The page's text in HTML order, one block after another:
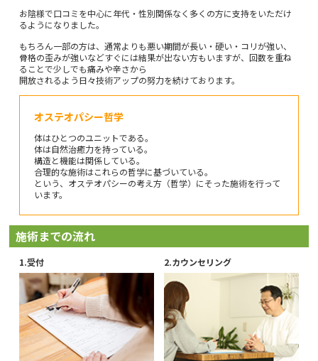
お陰様で口コミを中心に年代・性別関係なく多くの方に支持をいただけ
るようになりました。
もちろん一部の方は、通常よりも悪い期間が長い・硬い・コリが強い、
骨格の歪みが強いなどすぐには結果が出ない方もいますが、回数を重ね
ることで少しでも痛みや辛さから
開放されるよう日々技術アップの努力を続けております。
オステオパシー哲学
体はひとつのユニットである。
体は自然治癒力を持っている。
構造と機能は関係している。
合理的な施術はこれらの哲学に基づいている。
という、オステオパシーの考え方（哲学）にそった施術を行って
います。
施術までの流れ
受付 カウンセリング